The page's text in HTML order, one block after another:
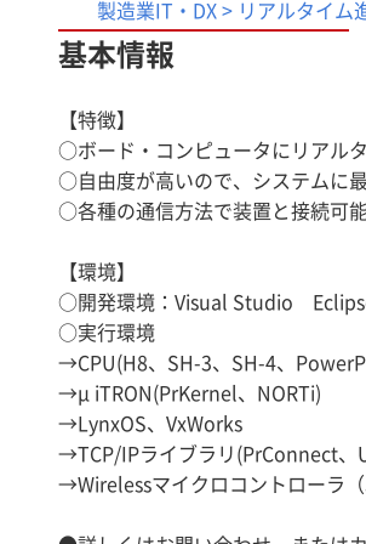
製造業IT・DX > リアルタイム
基本情報
【特徴】
○ボード・コンピュータにリアル
○自由度が高いので、システムに
○各種の通信方法で装置と接続可
【環境】
○開発環境：Visual Studio
○実行環境
→CPU(H8、SH-3、SH-4、
→μ iTRON(PrKernel、NORTi)
→LynxOS、VxWorks
→TCP/IPライブラリ(PrConnect、
→Wirelessマイクロコントローラ（